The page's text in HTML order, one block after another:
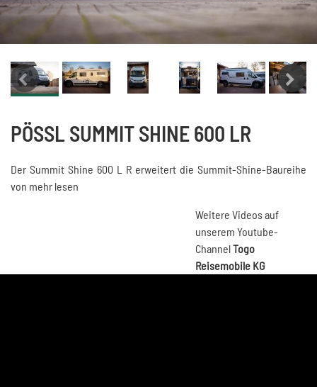
PÖSSL SUMMIT SHINE 600 LR
Der Summit Shine 600 L R erweitert die Summit-Shine-Baureihe
von mehr lesen
Weitere Videos auf
unserem Youtube-
ChannelTogo
Reisemobile KG